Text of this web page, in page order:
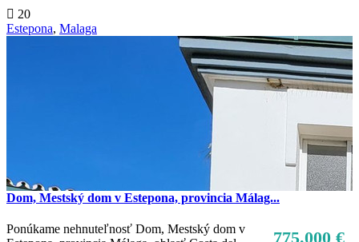
20
Estepona, Malaga
Dom, Mestský dom v Estepona, provincia Málag...
775.000 €
Ponúkame nehnuteľnosť Dom, Mestský dom v